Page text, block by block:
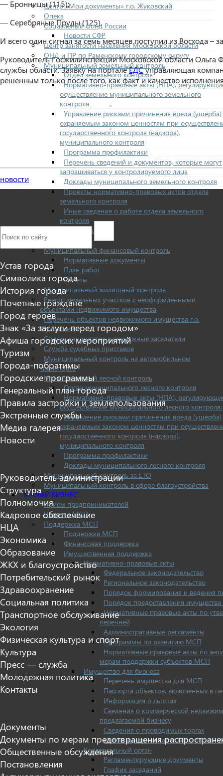
Центр «Мои документы» г.о. Жуковский
Опека
Социальный фонд России
Новости СФР
Центр занятости населения Московской области
ОНД и ПР по Раменскому городскому округу
Муниципальный земельный контроль
Отдел земельного контроля
Нормативно-правовые акты (НПА),
осуществление муниципального земельного
контроля
Управление рисками причинения вреда (ущерба)
охраняемым законом ценностям при
государственного контроля (надзора),
муниципального контроля
Программа профилактики
Перечень сведений и документов, которые могут
запрашиваться у контролируемого лица
Доклады муниципального земельного контроля
Проекты нормативно-правовых актов отдела
земельного контроля
Иные сведения о работе отдела земельного
контроля
Бюджет для граждан
Росреестр
Муниципальный финансовый контроль
Нормативные документы
План работ
Отчеты
Муниципальный жилищный контроль
Реестр земельных участков с неоформленными
объектами недвижимого имущества
Перечень объектов недвижимого имущества г.о.
Жуковский
Списки кандидатов в присяжные заседатели
Служба судебных приставов
Муниципальный контроль на автомобильном
транспорте
Муниципальный лесной контроль
Орган муниципального лесного контроля
Нормативно-правовые акты (НПА),
осуществление муниципального лесного контроля:
Управление рисками причинения вреда (ущерба)
охраняемым законом ценностям при
государственного контроля (надзора),
муниципального контроля
Программа профилактики
Доклады муниципального лесного контроля
Муниципальный контроль за ЕТО
Муниципальный контроль в сфере благоустройства
МАЛЫЙ БИЗНЕС
Прием предпринимателей
Новости МСП
Поддержка МСП
Поддержка МСП
Финансовая поддержка
Имущественная поддержка
Нормативно-правовые акты
Федеральное законодательство
Региональное законодательство
Порядок формирования и ведения
Порядок предоставления
Нормативные правовые акты по
перечней
Административные регламенты
Программы по развитию МСП
Нормативные правовые акты по
мерам поддержки субъектов МСП
Имущество для бизнеса
Перечень имущества для МСП
Паспорта объектов, включенных в
Информация о льготах
Сведения о коммерческой
предлагаемой бизнесу
Сведения о проводимых торгах
Инвестиционная карта Московской
Коллегиальный орган
Регламентирующие документы
График заседаний
— Бронницы (115);
— Серебряные Пруды (125).
И всего один сигнал за семь месяцев поступил из Восхода
Руководитель Госжилинспекции Московской области
службы области. Заявку на порталеЕДСуправляющая
решенным только после того, как факт и качество
новости
Устав города
Символика города
История города
Почетные граждане
Город героев
Знак «За заслуги перед городом»
Афиша городских мероприятий
Туризм
Города-побратимы
Городские программы
Генеральный план города
Правила застройки и землепользования
Экстренные службы
Медиа галерея
Новости
Руководитель администрации
Структура
Полномочия
Кадровое обеспечение
НЦА
Экономика
Образование
ЖКХ и благоустройство
Потребительский рынок
Здравоохранение
Социальная политика
Транспортное обслуживание
Экология
Физическая культура и спорт
Культура
Пресс — служба
Молодежная политика
Контакты
Документы
Документы по мерам предотвращения
Общественные обсуждения
Постановления